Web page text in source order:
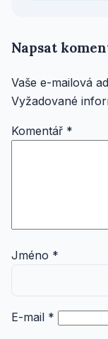
Napsat
Vaše e-mailová
Vyžadované
Komentář *
Jméno *
E-mail *